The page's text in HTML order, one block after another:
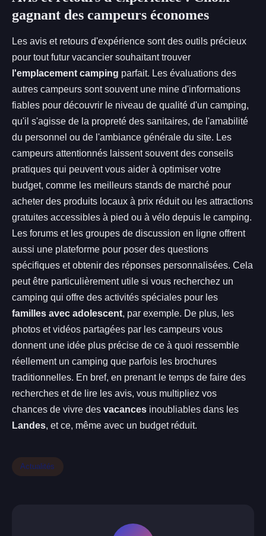
gagnant des campeurs économes
Les avis et retours d'expérience sont des outils précieux
pour tout futur vacancier souhaitant trouver
l'emplacement camping parfait. Les évaluations des
autres campeurs sont souvent une mine d'informations
fiables pour découvrir le niveau de qualité d'un camping,
qu'il s'agisse de la propreté des sanitaires, de l'amabilité
du personnel ou de l'ambiance générale du site. Les
campeurs attentionnés laissent souvent des conseils
pratiques qui peuvent vous aider à optimiser votre
budget, comme les meilleurs stands de marché pour
acheter des produits locaux à prix réduit ou les attractions
gratuites accessibles à pied ou à vélo depuis le camping.
Les forums et les groupes de discussion en ligne offrent
aussi une plateforme pour poser des questions
spécifiques et obtenir des réponses personnalisées. Cela
peut être particulièrement utile si vous recherchez un
camping qui offre des activités spéciales pour les
familles avec adolescent, par exemple. De plus, les
photos et vidéos partagées par les campeurs vous
donnent une idée plus précise de ce à quoi ressemble
réellement un camping que parfois les brochures
traditionnelles. En bref, en prenant le temps de faire des
recherches et de lire les avis, vous multipliez vos
chances de vivre des vacances inoubliables dans les
Landes, et ce, même avec un budget réduit.
Actualités